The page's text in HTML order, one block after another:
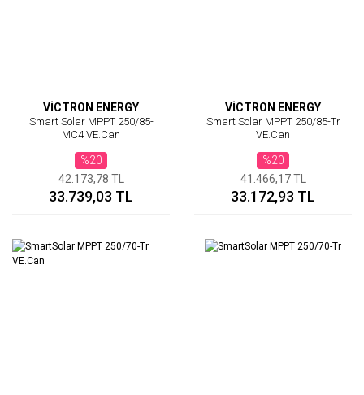
VİCTRON ENERGY
Smart Solar MPPT 250/85-
MC4 VE.Can
%20
33.739,03 TL
42.173,78 TL
VİCTRON ENERGY
Smart Solar MPPT 250/85-Tr
VE.Can
%20
33.172,93 TL
41.466,17 TL